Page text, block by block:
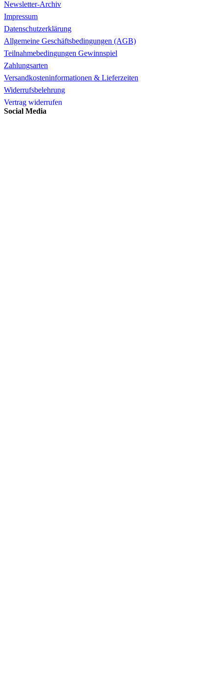
Newsletter-Archiv
Impressum
Datenschutzerklärung
Allgemeine Geschäftsbedingungen (AGB)
Teilnahmebedingungen Gewinnspiel
Zahlungsarten
Versandkosteninformationen & Lieferzeiten
Widerrufsbelehrung
Vertrag widerrufen
Social Media